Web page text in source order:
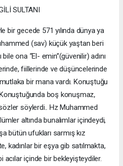
SULTANI
bir gecede 571 yılında dünya ya
(sav) küçük yaştan beri
ona “El- emin”(güvenilir) adını
fiillerinde ve düşüncelerinde
bir mana vardı. Konuştuğu
boş konuşmaz,
söylerdi.. Hz Muhammed
altında bunalımlar içindeydi,
bütün ufukları sarmış kız
kadınlar bir eşya gib satılmakta,
içinde bir bekleyişteydiler.